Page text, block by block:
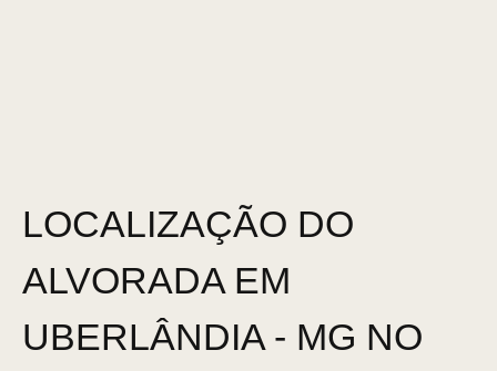
LOCALIZAÇÃO DO
ALVORADA EM
UBERLÂNDIA - MG NO